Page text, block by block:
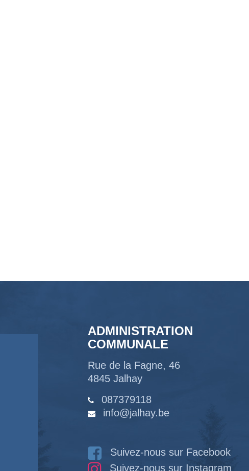
ADMINISTRATION
COMMUNALE
Rue de la Fagne, 46
4845 Jalhay
087379118
info@jalhay.be
Suivez-nous sur Facebook
Suivez-nous sur Instagram